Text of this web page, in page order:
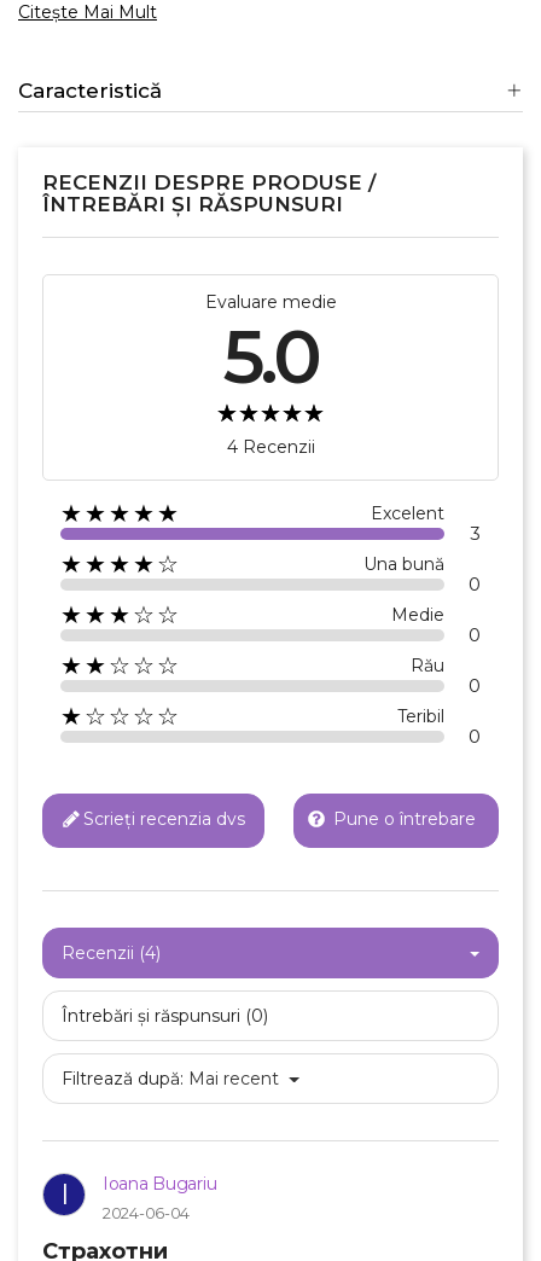
Citește Mai Mult
Caracteristică
RECENZII DESPRE PRODUSE /
ÎNTREBĂRI ȘI RĂSPUNSURI
Evaluare medie
5.0
4 Recenzii
★★★★★ Excelent
3
★★★★☆ Una bună
0
★★★☆☆ Medie
0
★★☆☆☆ Rău
0
★☆☆☆☆ Teribil
0
Scrieți recenzia dvs Pune o întrebare
Recenzii (4)
Întrebări și răspunsuri (0)
Filtrează după: Mai recent
I Ioana Bugariu
2024-06-04
Страхотни